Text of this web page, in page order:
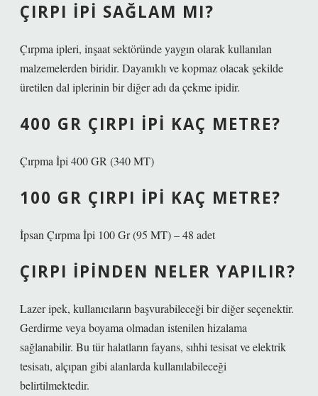
ÇIRPI IPI SAĞLAM MI?
Çırpma ipleri, inşaat sektöründe yaygın olarak kullanılan
malzemelerden biridir. Dayanıklı ve kopmaz olacak şekilde
üretilen dal iplerinin bir diğer adı da çekme ipidir.
400 GR ÇIRPI IPI KAÇ METRE?
Çırpma İpi 400 GR (340 MT)
100 GR ÇIRPI IPI KAÇ METRE?
İpsan Çırpma İpi 100 Gr (95 MT) – 48 adet
ÇIRPI IPINDEN NELER YAPILIR?
Lazer ipek, kullanıcıların başvurabileceği bir diğer seçenektir.
Gerdirme veya boyama olmadan istenilen hizalama
sağlanabilir. Bu tür halatların fayans, sıhhi tesisat ve elektrik
tesisatı, alçıpan gibi alanlarda kullanılabileceği
belirtilmektedir.